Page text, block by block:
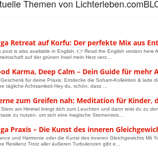
Themen von
Retreat auf Korfu: Der perfekte Mix aus
post is also available in English. 👉 Read the English version here
auf der grünen Insel mein Herz verz...
Karma, Deep Calm – Dein Guide für
für deine Praxis: Entdecke die Soham-Kollektion & lade
tägliche Achtsamkeit Hey du, schön, dass ...
zum Greifen nah: Meditation für Kinder,
Stern am Himmel bringt dich zum Leuchten und dann reist du zu
zu nutzen, um sich eine magische Sternenreis...
Praxis – Die Kunst des inneren
und Harmonie oder die Kunst des inneren Gleichgewichts Mit
Resilienz Trotz aller äußeren Turbulenzen gibt e...